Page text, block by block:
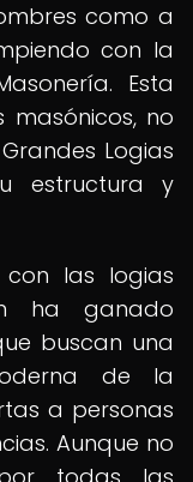
como a
con la
Esta
masónicos, no
Logias
estructura y
las logias
ha ganado
buscan una
de la
a personas
Aunque no